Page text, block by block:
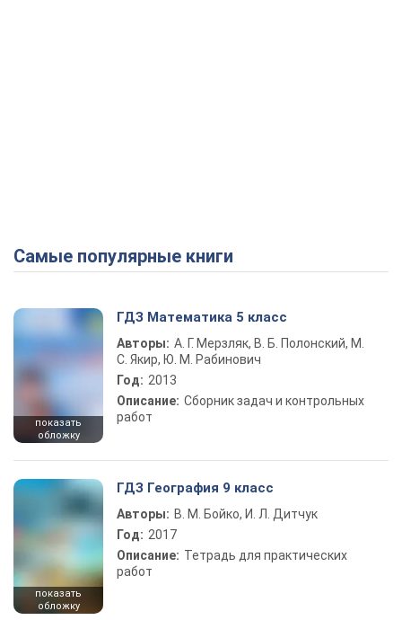
Самые популярные книги
показать
обложку
ГДЗ Математика 5 класс
Авторы: А. Г. Мерзляк, В. Б. Полонский, М.
С. Якир, Ю. М. Рабинович
Год: 2013
Описание: Сборник задач и контрольных
работ
показать
обложку
ГДЗ География 9 класс
Авторы: В. М. Бойко, И. Л. Дитчук
Год: 2017
Описание: Тетрадь для практических
работ